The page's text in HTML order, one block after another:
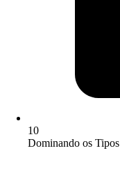
10
Dominando os Tipos